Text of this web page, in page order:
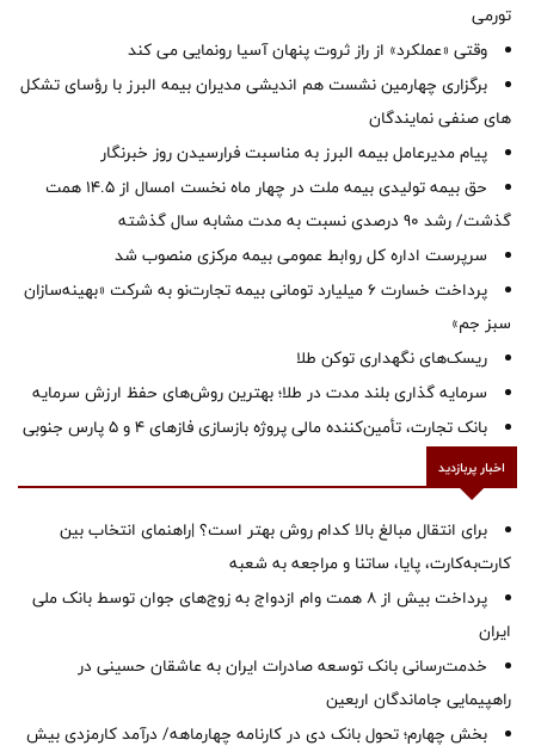
تورمی
وقتی «عملکرد» از راز ثروت پنهان آسیا رونمایی می کند
برگزاری چهارمین نشست هم اندیشی مدیران بیمه البرز با رؤسای تشکل
های صنفی نمایندگان
پیام مدیرعامل بیمه البرز به مناسبت فرارسیدن روز خبرنگار
حق بیمه تولیدی بیمه ملت در چهار ماه نخست امسال از 14.5 همت
گذشت/ رشد 90 درصدی نسبت به مدت مشابه سال گذشته
سرپرست اداره كل روابط عمومی بیمه مركزی منصوب شد
پرداخت خسارت ۶ میلیارد تومانی بیمه تجارت‌نو به شرکت «بهینه‌سازان
سبز جم»
ریسک‌های نگهداری توکن طلا
سرمایه گذاری بلند مدت در طلا؛ بهترین روش‌های حفظ ارزش سرمایه
بانک تجارت، تأمین‌کننده مالی پروژه بازسازی فازهای ۴ و ۵ پارس جنوبی
اخبار پربازدید
برای انتقال مبالغ بالا کدام روش بهتر است؟ |راهنمای انتخاب بین
کارت‌به‌کارت، پایا، ساتنا و مراجعه به شعبه
پرداخت بیش از ۸ همت وام ازدواج به زوج‌های جوان توسط بانک ملی
ایران
خدمت‌رسانی بانک توسعه صادرات ایران به عاشقان حسینی در
راهپیمایی جاماندگان اربعین
بخش چهارم؛ تحول بانک دی در کارنامه چهارماهه/ درآمد کارمزدی بیش